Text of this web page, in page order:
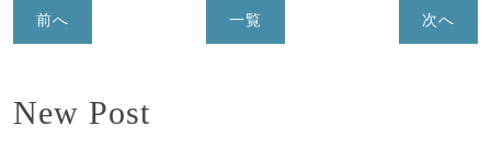
前へ 一覧 次へ
New Post